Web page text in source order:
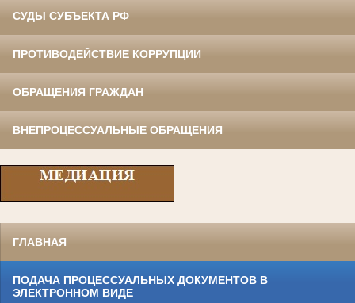
СУДЫ СУБЪЕКТА РФ
ПРОТИВОДЕЙСТВИЕ КОРРУПЦИИ
ОБРАЩЕНИЯ ГРАЖДАН
ВНЕПРОЦЕССУАЛЬНЫЕ ОБРАЩЕНИЯ
ГЛАВНАЯ
ПОДАЧА ПРОЦЕССУАЛЬНЫХ ДОКУМЕНТОВ В
ЭЛЕКТРОННОМ ВИДЕ